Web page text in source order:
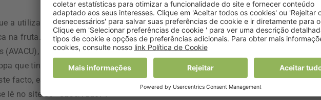
a utilização destas substâncias comporta riscos não só para quem os ingere, mas
na fruta. Tanto a Unió de Llauradors como a Associação Valenciana de
(AVACU), entidade que solicitou o estudo, já manifestaram a sua preocupação pela
que tinham sido proibidos há vários anos. Já o eurodeputado Carlos Coelho
facto, está-se «perante um caso grave de saúde alimentar e violação dos direitos
lê no site do “Observador”.